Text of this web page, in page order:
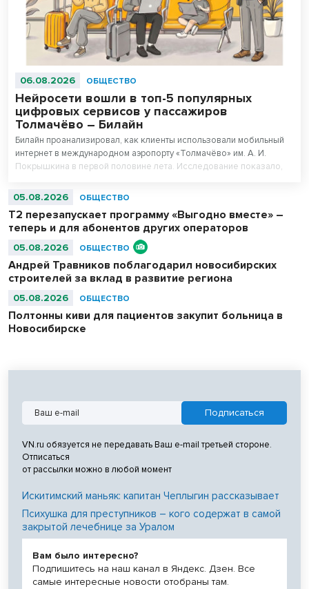
06.08.2026 ОБЩЕСТВО
Нейросети вошли в топ-5 популярных
цифровых сервисов у пассажиров
Толмачёво – Билайн
Билайн проанализировал, как клиенты использовали мобильный
интернет в международном аэропорту «Толмачёво» им. А. И.
Покрышкина в первой половине лета. Исследование показало,
сервисов у пассажиров 16–44 лет. При этом миллениалы (29–44
аэропорту.
05.08.2026 ОБЩЕСТВО
Т2 перезапускает программу «Выгодно вместе» –
теперь и для абонентов других операторов
05.08.2026 ОБЩЕСТВО
Андрей Травников поблагодарил новосибирских
строителей за вклад в развитие региона
05.08.2026 ОБЩЕСТВО
Полтонны киви для пациентов закупит больница в
Новосибирске
VN.ru обязуется не передавать Ваш e-mail третьей стороне.
Отписаться
от рассылки можно в любой момент
Искитимский маньяк: капитан Чеплыгин рассказывает
Психушка для преступников – кого содержат в самой
закрытой лечебнице за Уралом
Вам было интересно?
Подпишитесь на наш канал в Яндекс. Дзен. Все
самые интересные новости отобраны там.